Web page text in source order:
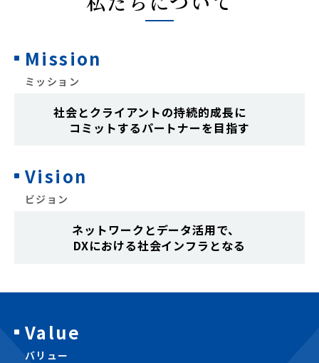
Mission
ミッション
社会とクライアントの持続的成長に
コミットするパートナーを目指す
Vision
ビジョン
ネットワークとデータ活用で、
DXにおける社会インフラとなる
Value
バリュー